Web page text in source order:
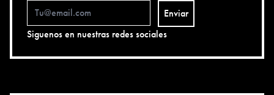
Enviar
Siguenos en nuestras redes sociales